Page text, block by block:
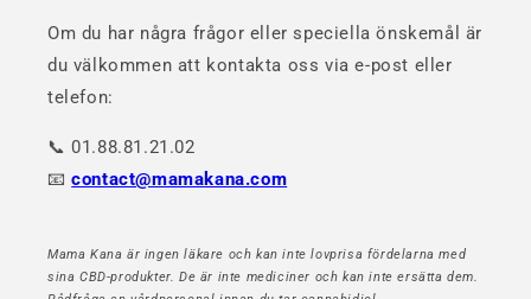
Om du har några frågor eller speciella önskemål är
du välkommen att kontakta oss via e-post eller
telefon:
📞 01.88.81.21.02
📧contact@mamakana.com
Mama Kana är ingen läkare och kan inte lovprisa fördelarna med
sina CBD-produkter. De är inte mediciner och kan inte ersätta dem.